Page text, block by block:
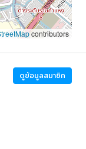
contributors
ดูข้อมูลสมาชิก